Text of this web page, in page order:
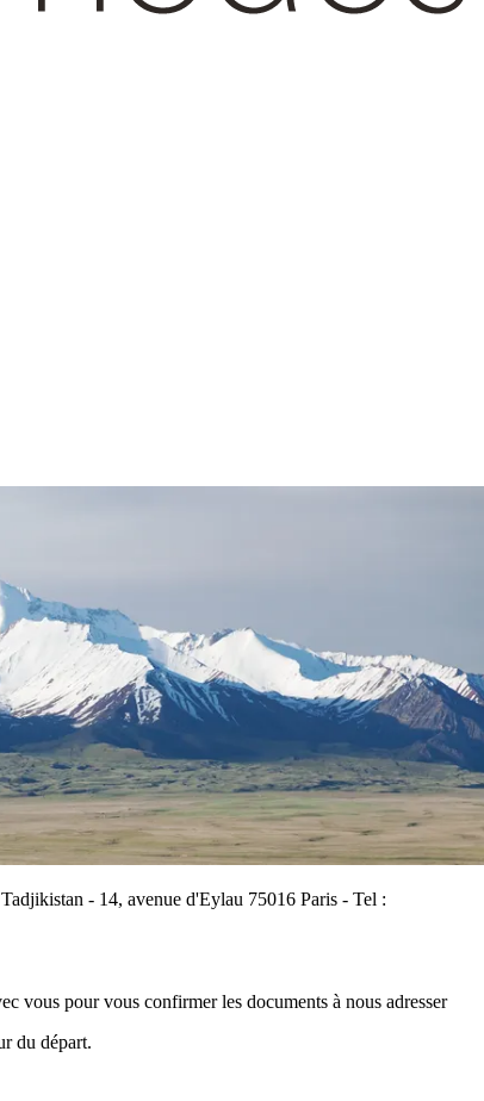
- 14, avenue d'Eylau 75016 Paris - Tel :
vous pour vous confirmer les documents à nous adresser
du départ.